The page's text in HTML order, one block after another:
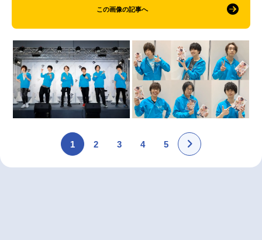
この画像の記事へ
1 2 3 4 5